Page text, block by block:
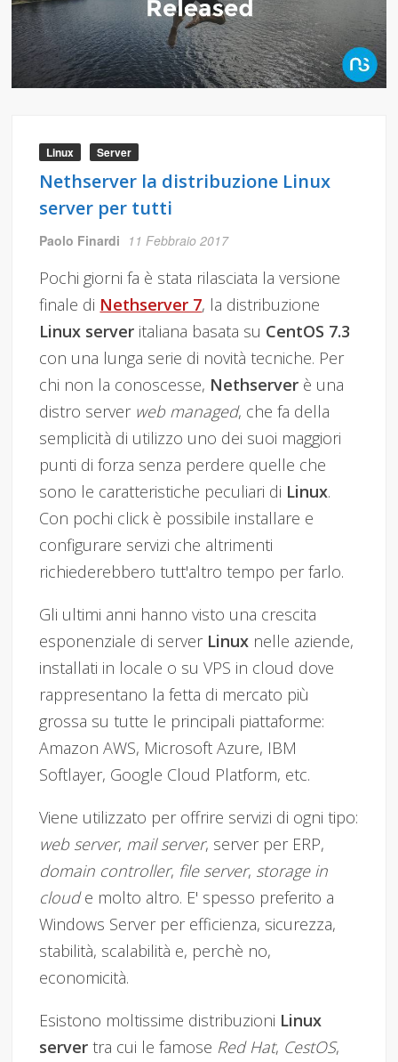
Linux Server
Nethserver la distribuzione Linux
server per tutti
Paolo Finardi 11 Febbraio 2017
Pochi giorni fa è stata rilasciata la versione
finale di Nethserver 7, la distribuzione
Linux server italiana basata su CentOS 7.3
con una lunga serie di novità tecniche. Per
chi non la conoscesse, Nethserver è una
distro server web managed, che fa della
semplicità di utilizzo uno dei suoi maggiori
punti di forza senza perdere quelle che
sono le caratteristiche peculiari di Linux.
Con pochi click è possibile installare e
configurare servizi che altrimenti
richiederebbero tutt'altro tempo per farlo.
Gli ultimi anni hanno visto una crescita
esponenziale di server Linux nelle aziende,
installati in locale o su VPS in cloud dove
rappresentano la fetta di mercato più
grossa su tutte le principali piattaforme:
Amazon AWS, Microsoft Azure, IBM
Softlayer, Google Cloud Platform, etc.
Viene utilizzato per offrire servizi di ogni tipo:
web server, mail server, server per ERP,
domain controller, file server, storage in
cloude molto altro. E' spesso preferito a
Windows Server per efficienza, sicurezza,
stabilità, scalabilità e, perchè no,
economicità.
Esistono moltissime distribuzioni Linux
server tra cui le famose Red Hat, CestOS,